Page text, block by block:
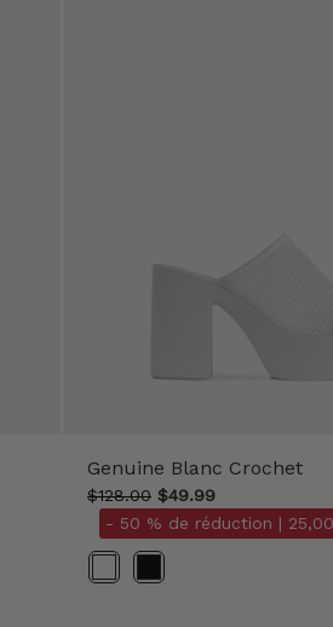
Genuine Blanc Crochet
$128.00 $49.99
- 50 % de réduction |